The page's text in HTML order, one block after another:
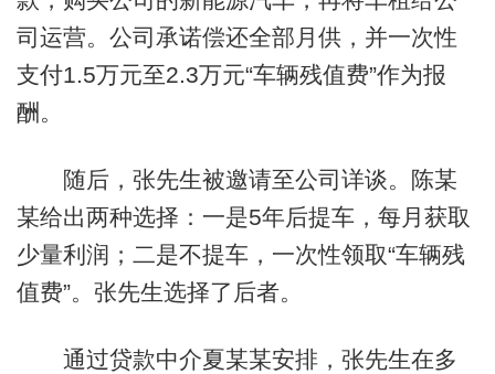
司运营。公司承诺偿还全部月供，并一次性
支付1.5万元至2.3万元“车辆残值费”作为报
酬。
随后，张先生被邀请至公司详谈。陈某
某给出两种选择：一是5年后提车，每月获取
少量利润；二是不提车，一次性领取“车辆残
值费”。张先生选择了后者。
通过贷款中介夏某某安排，张先生在多